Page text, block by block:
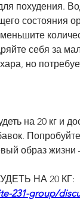
похудения.
состояния
себя за
но
на 20 кг и
образ жизни
НА 20 КГ:
231-group/